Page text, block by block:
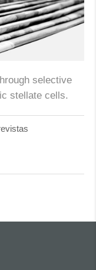
selective
stellate cells.